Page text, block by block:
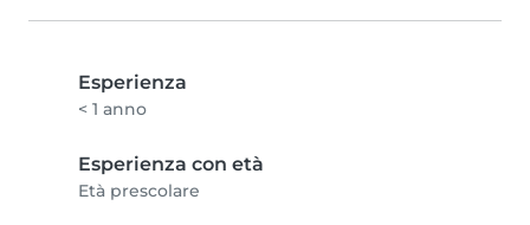
Esperienza
< 1 anno
Esperienza con età
Età prescolare